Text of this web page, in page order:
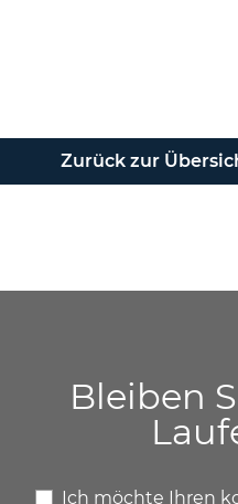
Zurück zur
Bleiben
Ich möchte Ihren